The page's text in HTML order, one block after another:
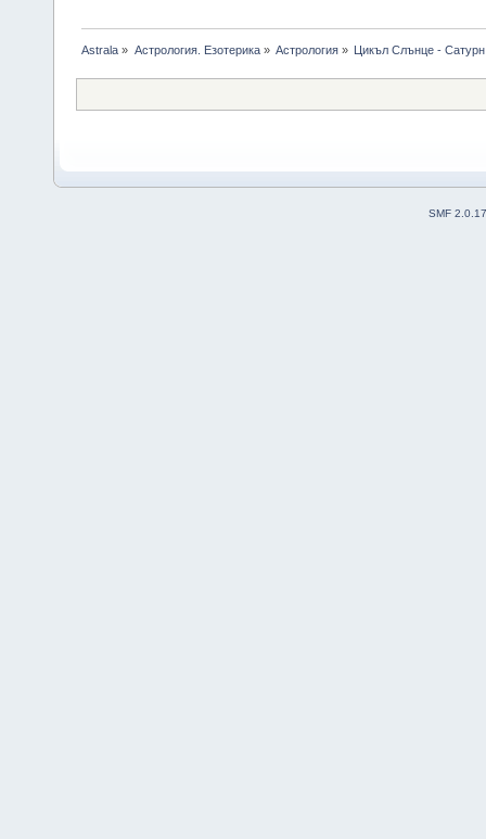
Astrala » Астрология. Езотерика» Астрология» Цикъл Слънце -
SMF 2.0.17